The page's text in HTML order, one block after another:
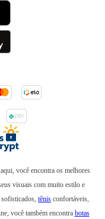
você encontra os melhores
visuais com muito estilo e
sofisticados, tênis confortáveis,
você também encontra botas